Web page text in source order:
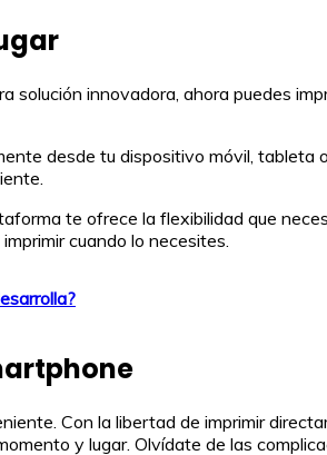
solución innovadora, ahora puedes
desde tu dispositivo móvil,
te ofrece la flexibilidad que
cuando lo necesites.
Con la libertad de imprimir
y lugar. Olvídate de las